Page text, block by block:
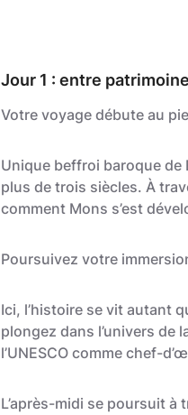
Jour 1 : entre
Votre voyage débute au
Unique beffroi baroque de
plus de trois siècles. À
comment Mons s’est
Poursuivez votre
Ici, l’histoire se vit autant
plongez dans l’univers de
l’UNESCO comme chef-
L’après-midi se poursuit